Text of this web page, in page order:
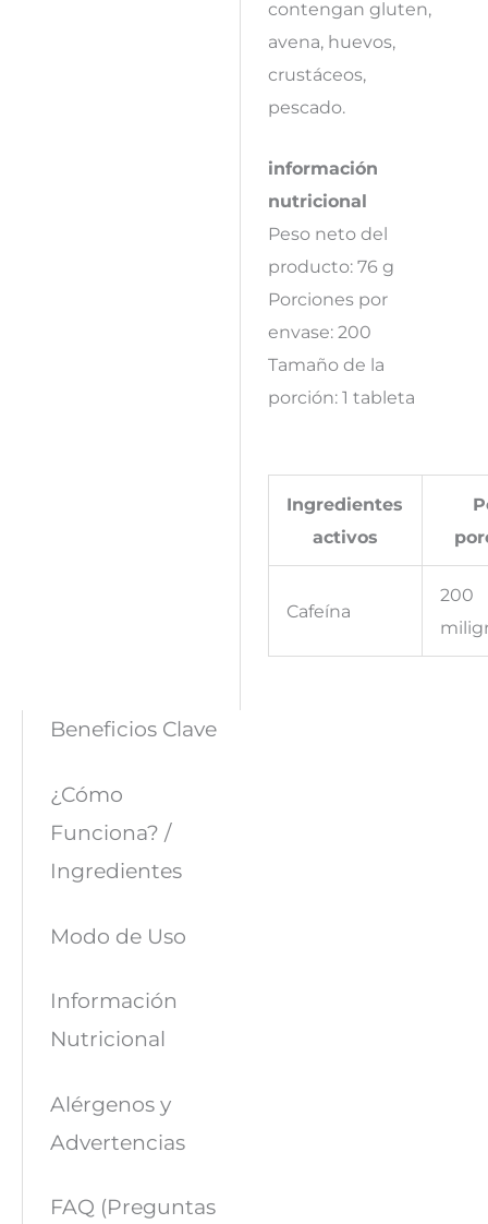
contengan gluten,
avena, huevos,
crustáceos,
pescado.
información
nutricional
Peso neto del
producto: 76 g
Porciones por
envase: 200
Tamaño de la
porción: 1 tableta
Ingredientes
activos
Cafeína
200
Beneficios Clave
¿Cómo
Funciona? /
Ingredientes
Modo de Uso
Información
Nutricional
Alérgenos y
Advertencias
FAQ (Preguntas